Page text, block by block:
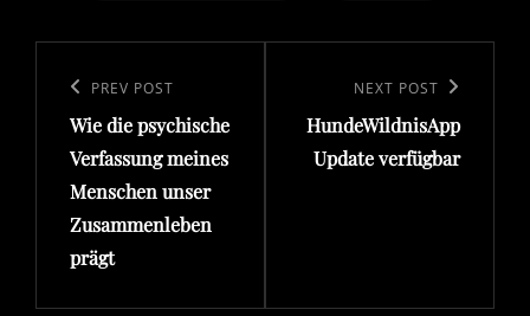
Previous
Post
PREV POST
Wie die psychische
Verfassung meines
Menschen unser
Zusammenleben
prägt
Post
NEXT POST
HundeWildnisApp
Update verfügbar